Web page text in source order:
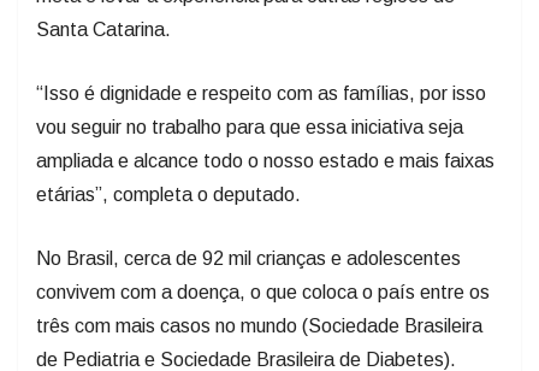
vou seguir no trabalho para que essa iniciativa seja
ampliada e alcance todo o nosso estado e mais faixas
etárias”, completa o deputado.
convivem com a doença, o que coloca o país entre os
três com mais casos no mundo (Sociedade Brasileira
de Pediatria e Sociedade Brasileira de Diabetes).